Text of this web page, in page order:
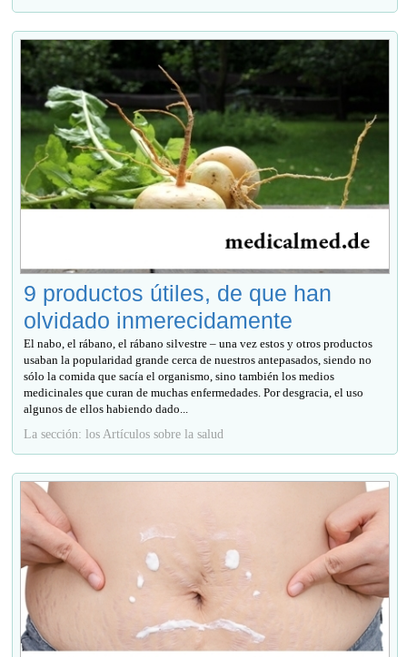
9 productos útiles, de que han
olvidado inmerecidamente
El nabo, el rábano, el rábano silvestre – una vez estos y otros productos
usaban la popularidad grande cerca de nuestros antepasados, siendo no
sólo la comida que sacía el organismo, sino también los medios
medicinales que curan de muchas enfermedades. Por desgracia, el uso
algunos de ellos habiendo dado...
La sección: los Artículos sobre la salud